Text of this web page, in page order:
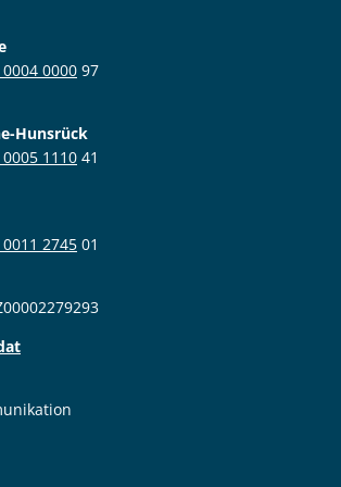
0000 97
Hunsrück
1110 41
2745 01